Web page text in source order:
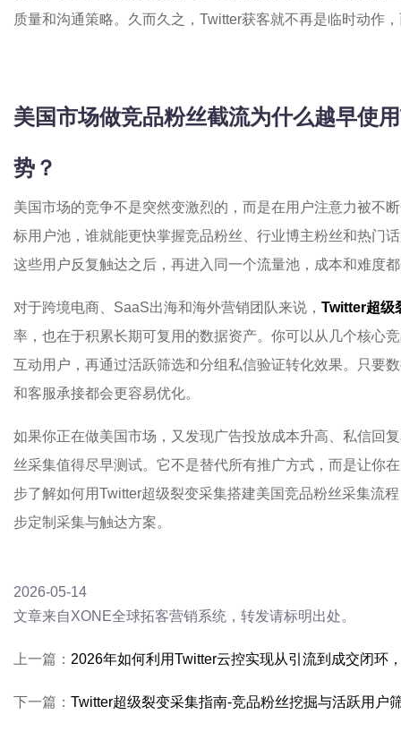
质量和沟通策略。久而久之，Twitter获客就不再是临时动作
美国市场做竞品粉丝截流为什么越早使用
势？
美国市场的竞争不是突然变激烈的，而是在用户注意力被不
标用户池，谁就能更快掌握竞品粉丝、行业博主粉丝和热门
这些用户反复触达之后，再进入同一个流量池，成本和难度
对于跨境电商、SaaS出海和海外营销团队来说， Twitter超级
率，也在于积累长期可复用的数据资产。你可以从几个核心
互动用户，再通过活跃筛选和分组私信验证转化效果。只要
和客服承接都会更容易优化。
如果你正在做美国市场，又发现广告投放成本升高、私信回
丝采集值得尽早测试。它不是替代所有推广方式，而是让你
步了解如何用Twitter超级裂变采集搭建美国竞品粉丝采集流
步定制采集与触达方案。
2026-05-14
文章来自XONE全球拓客营销系统，转发请标明出处。
上一篇： 2026年如何利用Twitter云控实现从引流到成交闭环
下一篇： Twitter超级裂变采集指南-竞品粉丝挖掘与活跃用户